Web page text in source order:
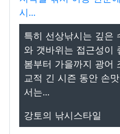
시...
특히 선상낚시는 깊은
와 갯바위는 접근성이
봄부터 가을까지 광어
교적 긴 시즌 동안 손
서는...
강토의 낚시스타일